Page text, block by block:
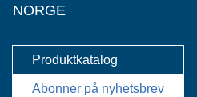
NORGE
Produktkatalog
Abonner på nyhetsbrev